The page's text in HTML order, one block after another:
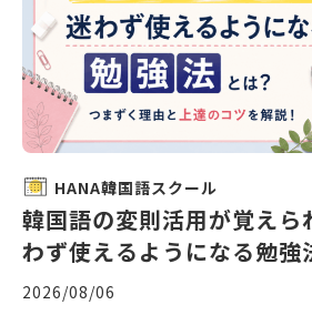
HANA韓国語スクール
韓国語の変則活用が覚えら
わず使えるようになる勉強
2026/08/06